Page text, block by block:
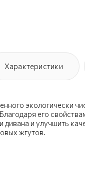
Характеристики
экологически
его
дивана и улучшить
жгутов.